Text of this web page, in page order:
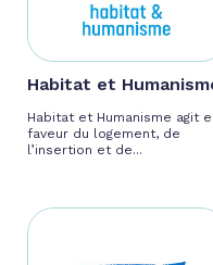
Habitat et
Habitat et Humanisme agit
faveur du logement, de
l’insertion et de...